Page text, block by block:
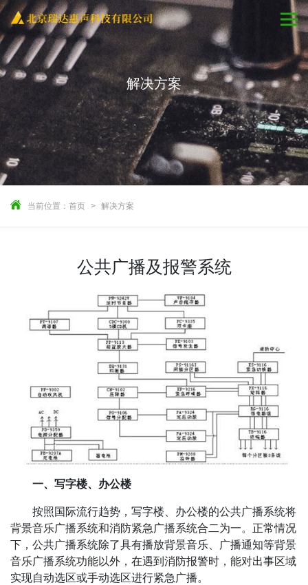
解决方案
当前位置： 首页 解决方案
公共广播及报警系统
一、写字楼、办公楼
按照国际流行趋势，写字楼、办公楼的公共广播系统将
背景音乐广播系统和消防紧急广播系统合二为一。正常情况
下，公共广播系统除了具有播放背景音乐、广播通知等背景
音乐广播系统功能以外，在遇到消防报警时，能对出事区域
实现自动选区或手动选区进行紧急广播。